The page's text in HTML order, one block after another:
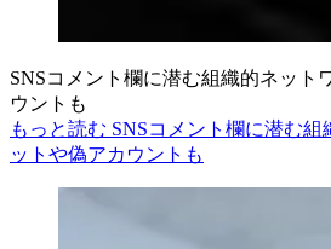
SNSコメント欄に潜む組織的ネッ
ウントも
もっと読む SNSコメント欄に潜む
ットや偽アカウントも